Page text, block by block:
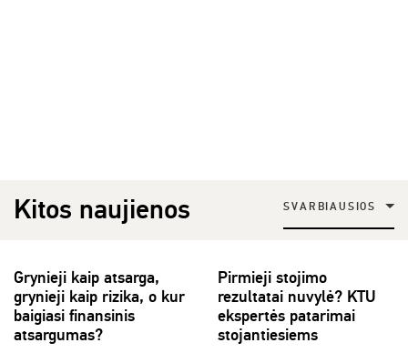
Kitos naujienos SVARBIAUSIOS
Grynieji kaip atsarga,
grynieji kaip rizika, o kur
baigiasi finansinis
atsargumas?
Pirmieji stojimo
rezultatai nuvylė? KTU
ekspertės patarimai
stojantiesiems